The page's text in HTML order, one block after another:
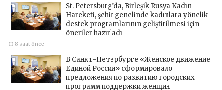
St. Petersburg’da, Birleşik Rusya Kadın
Hareketi, şehir genelinde kadınlara yönelik
destek programlarının geliştirilmesi için
öneriler hazırladı
8 saat önce
В Санкт-Петербурге «Женское движение
Единой России» сформировало
предложения по развитию городских
программ поддержки женщин